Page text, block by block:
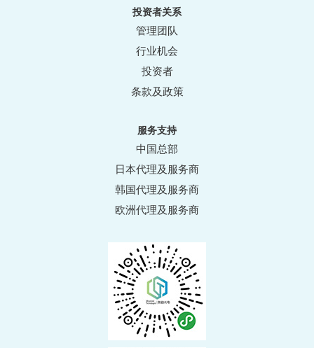
投资者关系
管理团队
行业机会
投资者
条款及政策
服务支持
中国总部
日本代理及服务商
韩国代理及服务商
欧洲代理及服务商